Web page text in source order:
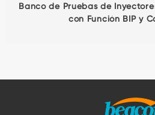
Banco de Pruebas de
con Función BIP y